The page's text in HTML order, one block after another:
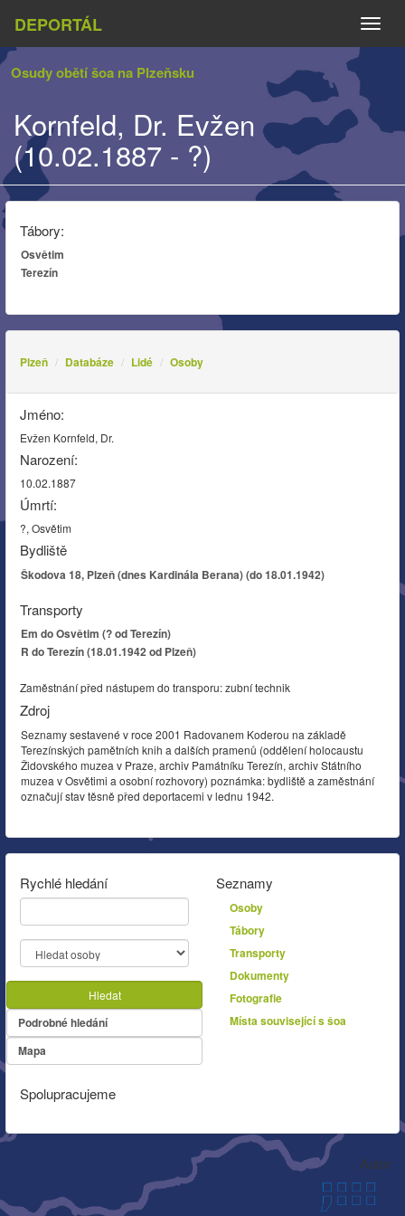
DEPORTÁL
Osudy obětí šoa na Plzeňsku
Kornfeld, Dr. Evžen
(10.02.1887 - ?)
Tábory:
Osvětim
Terezín
Plzeň Databáze Lidé Osoby
Jméno:
Evžen Kornfeld, Dr.
Narození:
10.02.1887
Úmrtí:
?, Osvětim
Bydliště
Škodova 18, Plzeň (dnes Kardinála Berana) (do 18.01.1942)
Transporty
Em do Osvětim (? od Terezín)
R do Terezín (18.01.1942 od Plzeň)
Zaměstnání před nástupem do transporu: zubní technik
Zdroj
Seznamy sestavené v roce 2001 Radovanem Koderou na základě
Terezínských pamětních knih a dalších pramenů (oddělení holocaustu
Židovského muzea v Praze, archiv Památníku Terezín, archiv Státního
muzea v Osvětimi a osobní rozhovory) poznámka: bydliště a zaměstnání
označují stav těsně před deportacemi v lednu 1942.
Rychlé hledání
Hledat
Podrobné hledání
Mapa
Seznamy
Osoby
Tábory
Transporty
Dokumenty
Fotografie
Místa související s šoa
Spolupracujeme
Autor